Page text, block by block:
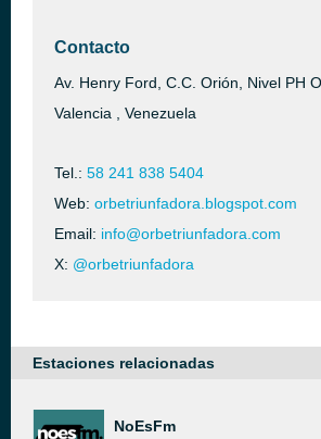
Contacto
Av. Henry Ford, C.C. Orión, Nivel PH
Valencia , Venezuela
Tel.: 58 241 838 5404
Web: orbetriunfadora.blogspot.com
Email: info@orbetriunfadora.com
X: @orbetriunfadora
Estaciones relacionadas
NoEsFm